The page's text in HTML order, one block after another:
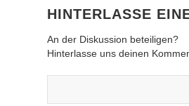
HINTERLASSE
An der Diskussion beteiligen?
Hinterlasse uns deinen